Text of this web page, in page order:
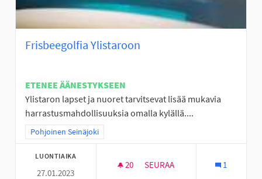
Frisbeegolfia Ylistaroon
ETENEE ÄÄNESTYKSEEN
Ylistaron lapset ja nuoret tarvitsevat lisää mukavia
harrastusmahdollisuuksia omalla kylällä....
Rajaa tulokset teeman mukaan: Pohjoinen Seinäjoki
Pohjoinen Seinäjoki
LUONTIAIKA
27.01.2023
20 20 SEURAAJAA
SEURAA 1